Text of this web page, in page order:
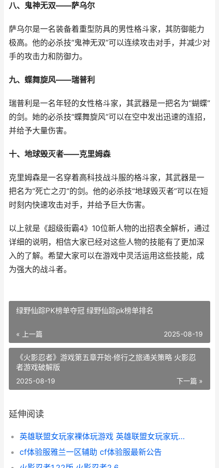
八、鬼神无双——萨乌尔
萨乌尔是一名装备着重型防具的男性格斗家，其防御能力
极高。他的必杀技“鬼神无双”可以连续攻击对手，并减少对
手的攻击力和防御力。
九、蝶舞旋风——瑞普利
瑞普利是一名年轻的女性格斗家，其武器是一把名为“蝴蝶”
的剑。她的必杀技“蝶舞旋风”可以在空中发出迅速的连招，
并给予大量伤害。
十、地球毁灭者——克里姆森
克里姆森是一名穿着高科技战斗服的格斗家，其武器是一
把名为“死亡之刃”的剑。他的必杀技“地球毁灭者”可以在短
时刻内快速攻击对手，并给予巨大伤害。
以上就是《超级街霸4》10位新人物的出招表全解析，通过
详细的说明，相信大家已经对这些人物的技能有了更加深
入的了解。希望大家可以在游戏中灵活运用这些技能，成
为强大的战斗者。
绿野仙踪PK榜单夺冠 绿野仙踪pk榜单排名
« 上一篇 2025-08-19
《火影忍者》游戏第五章开始·修行之旅通关策略 火影忍
者游戏破解版
下一篇 »
2025-08-19
延伸阅读
英雄联盟女玩家裸体玩游戏 英雄联盟女玩家玩的最多的英雄
cf体验服雅兰一区辅助 cf体验服最新公告